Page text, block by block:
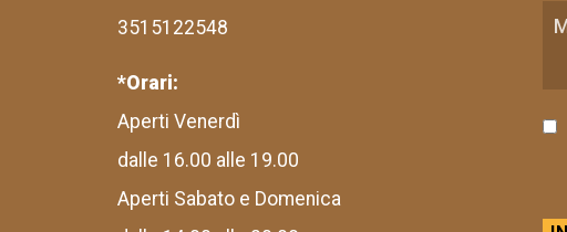
3515122548
*Orari:
Aperti Venerdì
dalle 16.00 alle 19.00
Aperti Sabato e Domenica
C
e